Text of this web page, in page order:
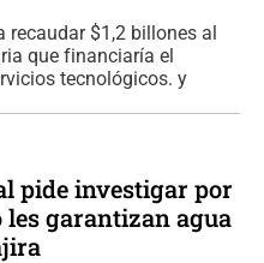
recaudar $1,2 billones al
que financiaría el
tecnológicos. y
pide investigar por
les garantizan agua